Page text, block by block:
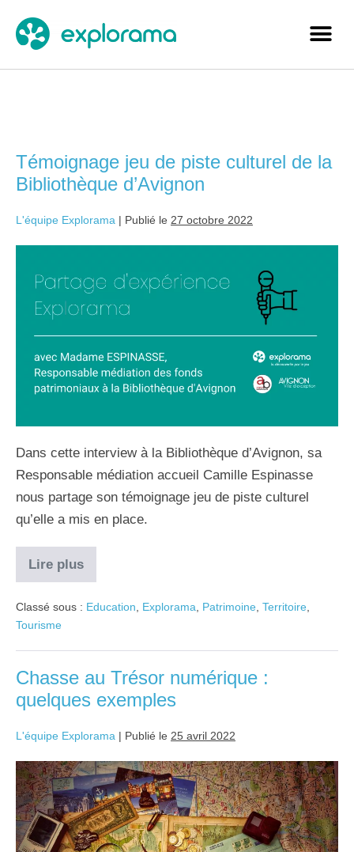
Témoignage jeu de piste culturel de la
Bibliothèque d’Avignon
L'équipe Explorama | Publié le 27 octobre 2022
Dans cette interview à la Bibliothèque d’Avignon, sa
Responsable médiation accueil Camille Espinasse
nous partage son témoignage jeu de piste culturel
qu’elle a mis en place.
Lire plus
Classé sous : Education, Explorama, Patrimoine, Territoire,
Tourisme
Chasse au Trésor numérique :
quelques exemples
L'équipe Explorama | Publié le 25 avril 2022